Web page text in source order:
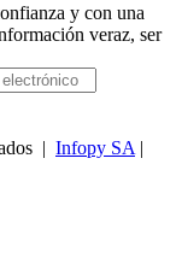
y con una
veraz, ser
| Infopy SA |